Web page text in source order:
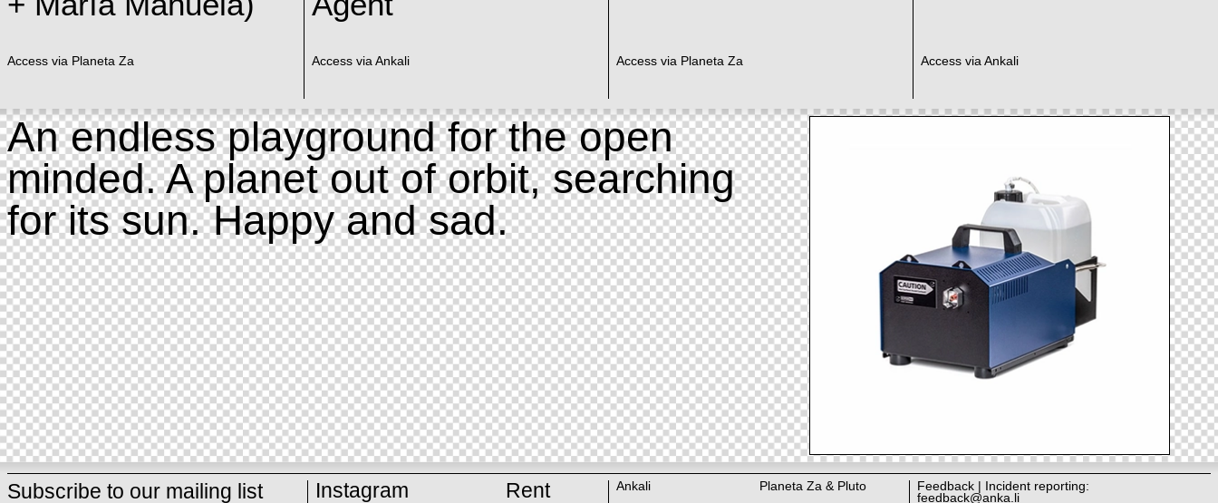
Access via Planeta Za Access via Ankali Access via Planeta Za Access via Ankali
An endless playground for the open
minded. A planet out of orbit, searching
for its sun. Happy and sad.
Subscribe to our mailing list
Instagram
Rent Ankali Planeta Za & Pluto
Feedback | Incident reporting:
feedback@anka.li